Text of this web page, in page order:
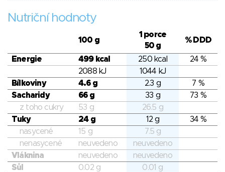
Nutriční hodnoty
100 g
1 porce
50 g
% DDD
Energie 499 kcal 250 kcal
24 %
2088 kJ
1044 kJ
Bílkoviny
4.6 g 2.3 g
7 %
Sacharidy
66 g 33 g
73 %
z toho cukry
53 g
26.5 g
Tuky
24 g 12 g
34 %
nasycené
15 g
7.5 g
nenasycené
neuvedeno
neuvedeno
Vláknina
neuvedeno
neuvedeno
Sůl
0.02 g 0.01 g